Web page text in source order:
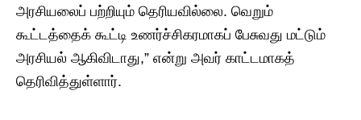
அரசியலைப் பற்றியும் தெரியவில்லை. வெறும்
கூட்டத்தைக் கூட்டி உணர்ச்சிகரமாகப் பேசுவது மட்டும்
அரசியல் ஆகிவிடாது,” என்று அவர் காட்டமாகத்
தெரிவித்துள்ளார்.